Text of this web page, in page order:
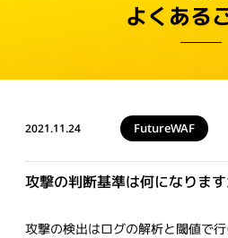
よくある
2021.11.24 FutureWAF
攻撃の判断基準は何になります
攻撃の検出はログの解析と閾値で行